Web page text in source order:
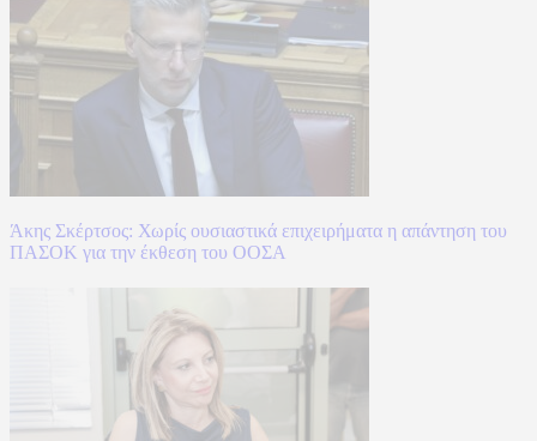
Άκης Σκέρτσος: Χωρίς ουσιαστικά επιχειρήματα η απάντηση του
ΠΑΣΟΚ για την έκθεση του ΟΟΣΑ